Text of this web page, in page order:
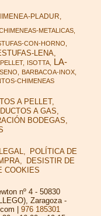
PLADUR
METALICAS
CON-HORNO
LENA
ISOTTA
LA-
BARBACOA-INOX
CHIMENEAS
A PELLET
A GAS
BODEGAS
POLÍTICA DE
DESISTIR DE
COOKIES
nº 4 - 50830
Zaragoza -
| 976 185301